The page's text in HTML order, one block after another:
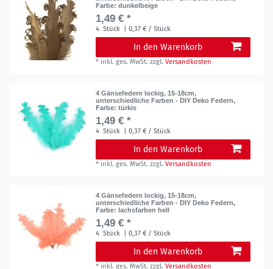
Farbe: dunkelbeige
1,49 € *
4 Stück | 0,37 € / Stück
In den Warenkorb
* inkl. ges. MwSt. zzgl.Versandkosten
4 Gänsefedern lockig, 15-18cm,
unterschiedliche Farben - DIY Deko Federn,
Farbe: türkis
1,49 € *
4 Stück | 0,37 € / Stück
In den Warenkorb
* inkl. ges. MwSt. zzgl.Versandkosten
4 Gänsefedern lockig, 15-18cm,
unterschiedliche Farben - DIY Deko Federn,
Farbe: lachsfarben hell
1,49 € *
4 Stück | 0,37 € / Stück
In den Warenkorb
* inkl. ges. MwSt. zzgl.Versandkosten